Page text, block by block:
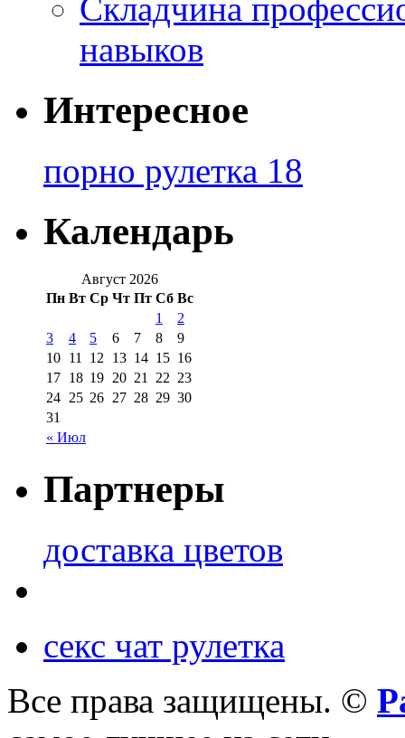
Складчина
навыков
Интересное
порно рулетка 18
Календарь
Август 2026
Пн Вт Ср Чт Пт Сб Вс
« Июл
1
2
3
4 5 6 7 8
9
10 11 12 13 14 15 16
17 18 19 20 21 22 23
24 25 26 27 28 29 30
31
Партнеры
доставка цветов
секс чат рулетка
Все права защищены. ©